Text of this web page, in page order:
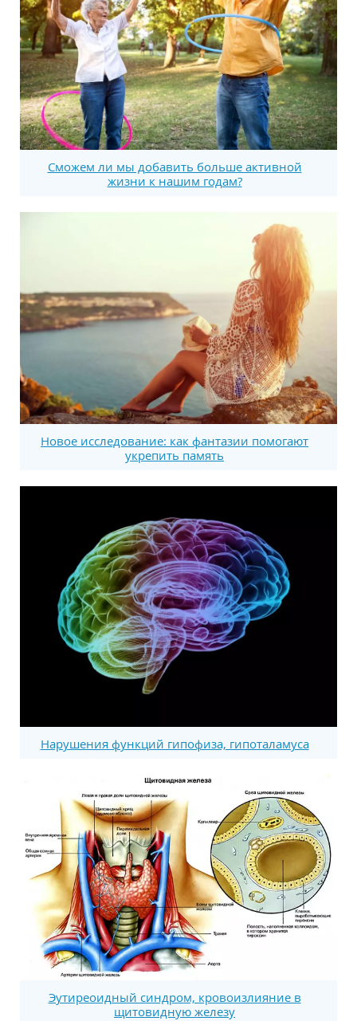
Сможем ли мы добавить больше активной
жизни к нашим годам?
Новое исследование: как фантазии помогают
укрепить память
Нарушения функций гипофиза, гипоталамуса
Эутиреоидный синдром, кровоизлияние в
щитовидную железу